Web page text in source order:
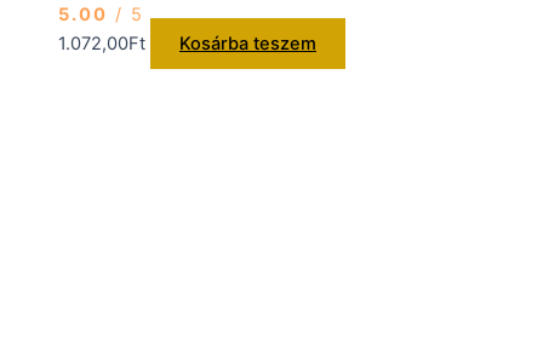
5.00 / 5
1.072,00Ft Kosárba teszem